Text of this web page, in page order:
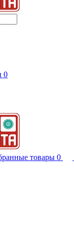
0
товары 0